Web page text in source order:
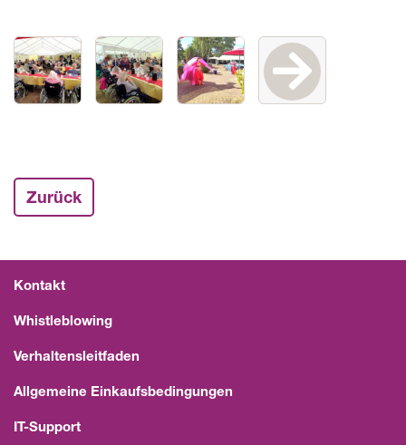
Zurück
Kontakt
Whistleblowing
Verhaltensleitfaden
Allgemeine Einkaufsbedingungen
IT-Support